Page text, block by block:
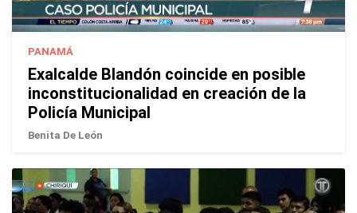
PANAMÁ
Exalcalde Blandón coincide en posible
inconstitucionalidad en creación de la
Policía Municipal
Benita De León